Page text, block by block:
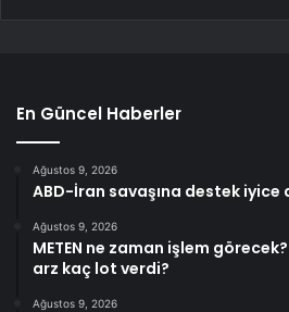
En Güncel Haberler
Ağustos 9, 2026
ABD-İran savaşına destek iyice
Ağustos 9, 2026
METEN ne zaman işlem
arz kaç lot verdi?
Ağustos 9, 2026